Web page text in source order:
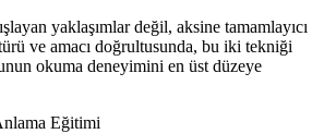
yaklaşımlar değil, aksine tamamlayıcı
ve amacı doğrultusunda, bu iki tekniği
okuma deneyimini en üst düzeye